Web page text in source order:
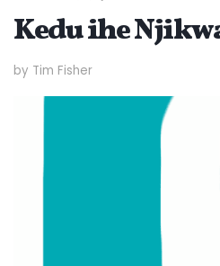
Kedu ihe
by Tim Fisher